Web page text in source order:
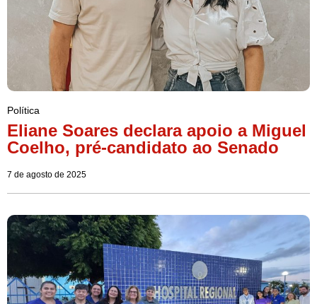
Política
Eliane Soares declara apoio a Miguel
Coelho, pré-candidato ao Senado
7 de agosto de 2025